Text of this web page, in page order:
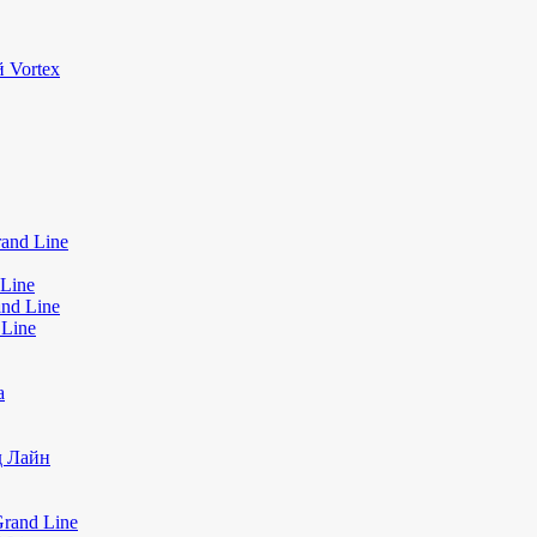
Vortex
Line
Line
Лайн
Line